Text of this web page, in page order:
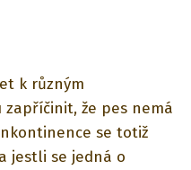
k různým
že pes nemá
se totiž
jestli se jedná o